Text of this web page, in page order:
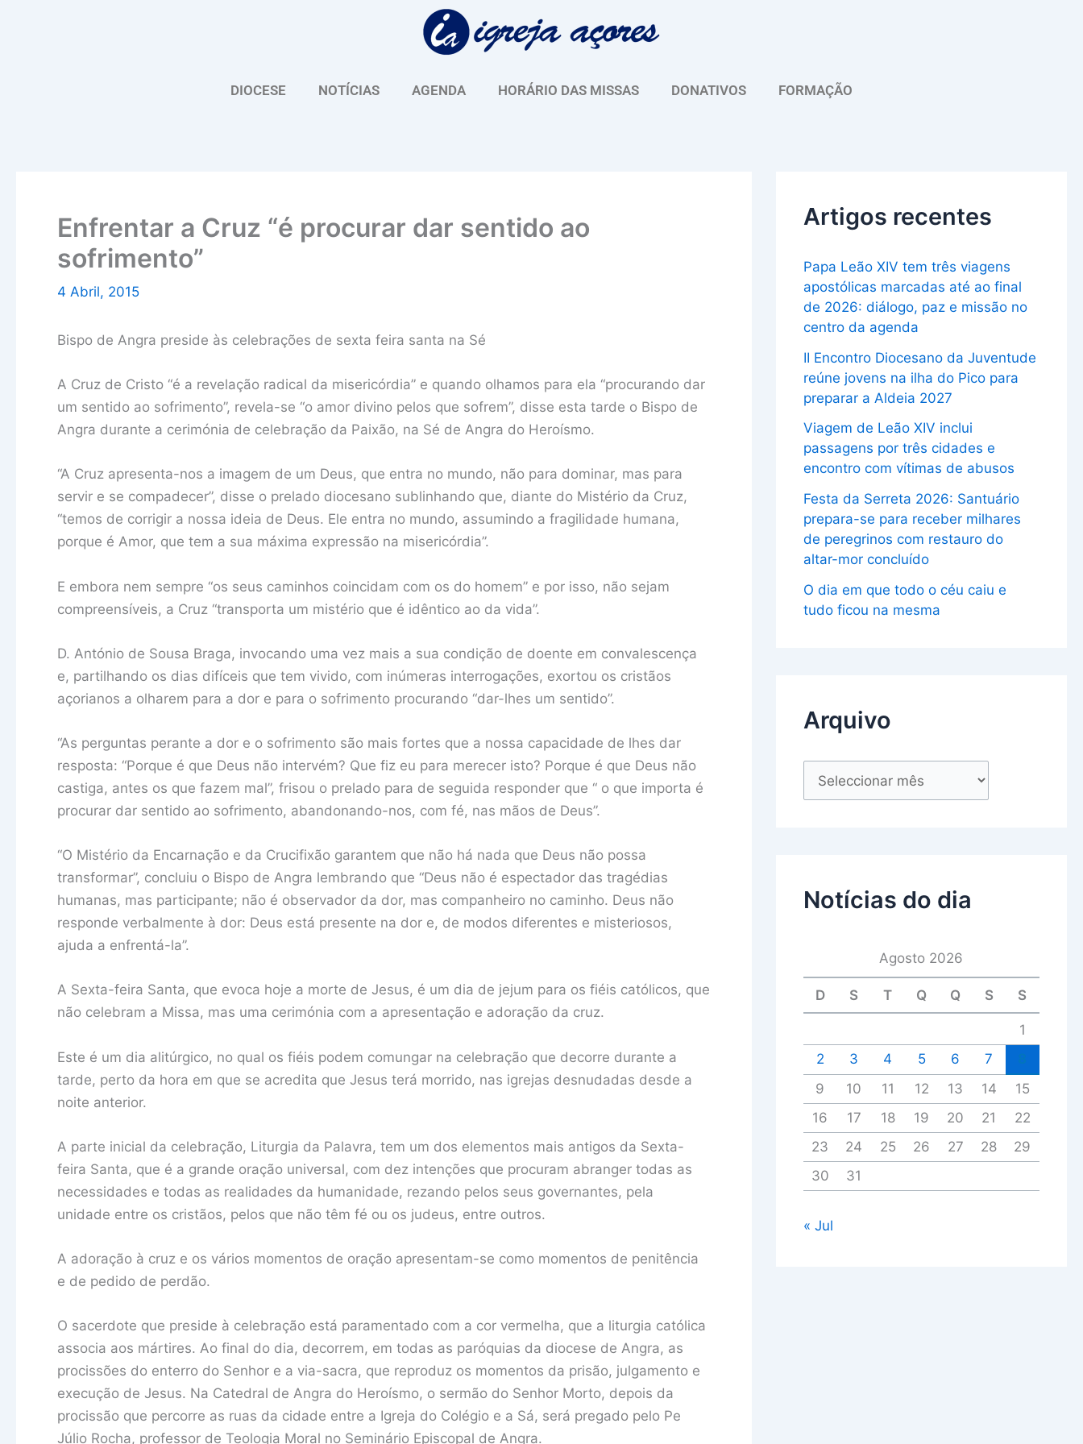
DIOCESE NOTÍCIAS AGENDA HORÁRIO DAS MISSAS DONATIVOS FORMAÇÃO
Enfrentar a Cruz “é procurar dar sentido ao
sofrimento”
4 Abril, 2015
Bispo de Angra preside às celebrações de sexta feira santa na Sé
A Cruz de Cristo “é a revelação radical da misericórdia” e quando olhamos para ela “procurando dar
um sentido ao sofrimento”, revela-se “o amor divino pelos que sofrem”, disse esta tarde o Bispo de
Angra durante a cerimónia de celebração da Paixão, na Sé de Angra do Heroísmo.
“A Cruz apresenta-nos a imagem de um Deus, que entra no mundo, não para dominar, mas para
servir e se compadecer”, disse o prelado diocesano sublinhando que, diante do Mistério da Cruz,
“temos de corrigir a nossa ideia de Deus. Ele entra no mundo, assumindo a fragilidade humana,
porque é Amor, que tem a sua máxima expressão na misericórdia”.
E embora nem sempre “os seus caminhos coincidam com os do homem” e por isso, não sejam
compreensíveis, a Cruz “transporta um mistério que é idêntico ao da vida”.
D. António de Sousa Braga, invocando uma vez mais a sua condição de doente em convalescença
e, partilhando os dias difíceis que tem vivido, com inúmeras interrogações, exortou os cristãos
açorianos a olharem para a dor e para o sofrimento procurando “dar-lhes um sentido”.
“As perguntas perante a dor e o sofrimento são mais fortes que a nossa capacidade de lhes dar
resposta: “Porque é que Deus não intervém? Que fiz eu para merecer isto? Porque é que Deus não
castiga, antes os que fazem mal”, frisou o prelado para de seguida responder que “ o que importa é
procurar dar sentido ao sofrimento, abandonando-nos, com fé, nas mãos de Deus”.
“O Mistério da Encarnação e da Crucifixão garantem que não há nada que Deus não possa
transformar”, concluiu o Bispo de Angra lembrando que “Deus não é espectador das tragédias
humanas, mas participante; não é observador da dor, mas companheiro no caminho. Deus não
responde verbalmente à dor: Deus está presente na dor e, de modos diferentes e misteriosos,
ajuda a enfrentá-la”.
A Sexta-feira Santa, que evoca hoje a morte de Jesus, é um dia de jejum para os fiéis católicos, que
não celebram a Missa, mas uma cerimónia com a apresentação e adoração da cruz.
Este é um dia alitúrgico, no qual os fiéis podem comungar na celebração que decorre durante a
tarde, perto da hora em que se acredita que Jesus terá morrido, nas igrejas desnudadas desde a
noite anterior.
A parte inicial da celebração, Liturgia da Palavra, tem um dos elementos mais antigos da Sexta-
feira Santa, que é a grande oração universal, com dez intenções que procuram abranger todas as
necessidades e todas as realidades da humanidade, rezando pelos seus governantes, pela
unidade entre os cristãos, pelos que não têm fé ou os judeus, entre outros.
A adoração à cruz e os vários momentos de oração apresentam-se como momentos de penitência
e de pedido de perdão.
O sacerdote que preside à celebração está paramentado com a cor vermelha, que a liturgia católica
associa aos mártires. Ao final do dia, decorrem, em todas as paróquias da diocese de Angra, as
procissões do enterro do Senhor e a via-sacra, que reproduz os momentos da prisão, julgamento e
execução de Jesus. Na Catedral de Angra do Heroísmo, o sermão do Senhor Morto, depois da
procissão que percorre as ruas da cidade entre a Igreja do Colégio e a Sá, será pregado pelo Pe
Júlio Rocha, professor de Teologia Moral no Seminário Episcopal de Angra.
Artigos recentes
Papa Leão XIV tem três viagens
apostólicas marcadas até ao final
de 2026: diálogo, paz e missão no
centro da agenda
II Encontro Diocesano da Juventude
reúne jovens na ilha do Pico para
preparar a Aldeia 2027
Viagem de Leão XIV inclui
passagens por três cidades e
encontro com vítimas de abusos
Festa da Serreta 2026: Santuário
prepara-se para receber milhares
de peregrinos com restauro do
altar-mor concluído
O dia em que todo o céu caiu e
tudo ficou na mesma
Arquivo
u
Notícias do dia
Agosto 2026
D S T Q Q S S
1
2
3 4 5 6 7
9
10 11 12 13 14
15
16
17 18 19 20 21
22
23
24 25 26 27 28
29
30
31
« Jul